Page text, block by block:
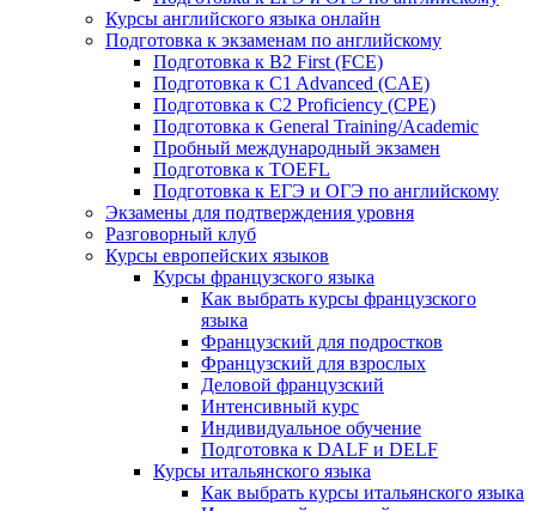
Курсы английского языка онлайн
Подготовка к экзаменам по английскому
Подготовка к B2 First (FCE)
Подготовка к C1 Advanced (CAE)
Подготовка к C2 Proficiency (CPE)
Подготовка к General Training/Academic
Пробный международный экзамен
Подготовка к TOEFL
Подготовка к ЕГЭ и ОГЭ по английскому
Экзамены для подтверждения уровня
Разговорный клуб
Курсы европейских языков
Курсы французского языка
Как выбрать курсы французского
языка
Французский для подростков
Французский для взрослых
Деловой французский
Интенсивный курс
Индивидуальное обучение
Подготовка к DALF и DELF
Курсы итальянского языка
Как выбрать курсы итальянского языка